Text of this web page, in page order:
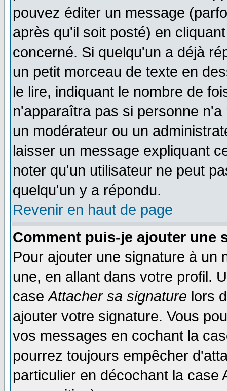
pouvez éditer un message
après qu'il soit posté) en
concerné. Si quelqu'un a déjà
un petit morceau de texte en
le lire, indiquant le nombre de
n'apparaîtra pas si personne
un modérateur ou un
laisser un message expliquant
noter qu'un utilisateur ne peut
quelqu'un y a répondu.
Revenir en haut de page
Comment puis-je ajouter une
Pour ajouter une signature à un
une, en allant dans votre profil.
caseAttacher sa signature lors
ajouter votre signature. Vous
vos messages en cochant la
pourrez toujours empêcher
particulier en décochant la